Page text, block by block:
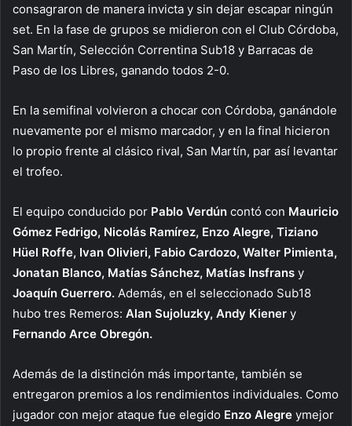
consagraron de manera invicta y sin dejar escapar ningún
set. En la fase de grupos se midieron con el Club Córdoba,
San Martín, Selección Correntina Sub18 y Barracas de
Paso de los Libres, ganando todos 2-0.
En la semifinal volvieron a chocar con Córdoba, ganándole
nuevamente por el mismo marcador, y en la final hicieron
lo propio frente al clásico rival, San Martín, par así levantar
el trofeo.
El equipo conducido por Pablo Verdún contó con Mauricio
Gómez Fedrigo, Nicolás Ramírez, Enzo Alegre, Tiziano
Hüel Roffe, Ivan Olivieri, Fabio Cardozo, Walter Pimienta,
Jonatan Blanco, Matías Sánchez, Matías Insfrans y
Joaquín Guerrero. Además, en el seleccionado Sub18
hubo tres Remeros: Alan Sujoluzky, Andy Kiener y
Fernando Arce Obregón.
Además de la distinción más importante, también se
entregaron premios a los rendimientos individuales. Como
jugador con mejor ataque fue elegido Enzo Alegre ymejor